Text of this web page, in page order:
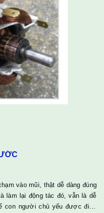
vào mũi, thật dễ dàng đúng
làm lại động tác đó, vẫn là dễ
người chủ yếu được điều